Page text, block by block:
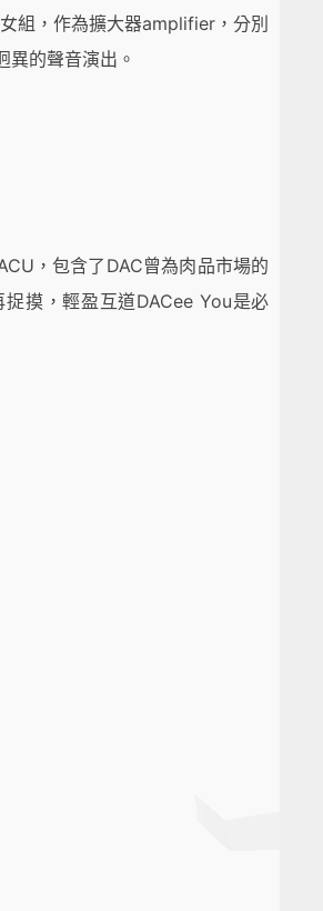
組，作為擴大器amplifier，分別
異的聲音演出。
，包含了DAC曾為肉品市場的
摸，輕盈互道DACee You是必